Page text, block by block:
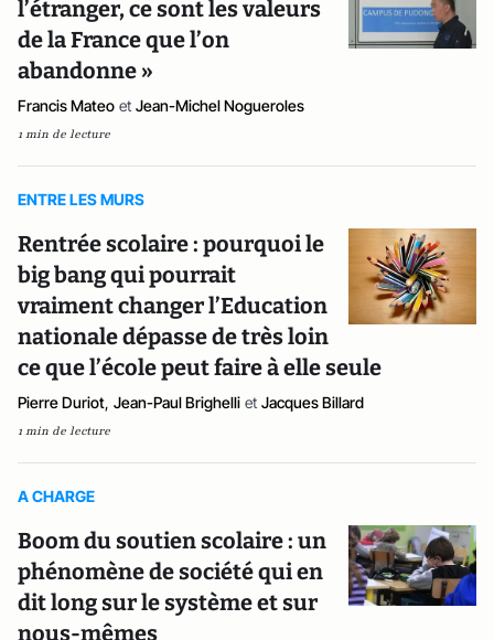
l’étranger, ce sont les valeurs
de la France que l’on
abandonne »
Francis Mateo et Jean-Michel Nogueroles
1 min de lecture
ENTRE LES MURS
Rentrée scolaire : pourquoi le
big bang qui pourrait
vraiment changer l’Education
nationale dépasse de très loin
ce que l’école peut faire à elle seule
Pierre Duriot, Jean-Paul Brighelli et Jacques Billard
1 min de lecture
A CHARGE
Boom du soutien scolaire : un
phénomène de société qui en
dit long sur le système et sur
nous-mêmes